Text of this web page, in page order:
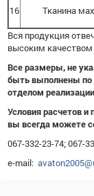
16 Тканина
Вся продукция
высоким качеством
Все размеры, не
быть выполнены по
отделом
Условия расчетов
вы всегда можете
067-332-23-74; 067-
e-mail: